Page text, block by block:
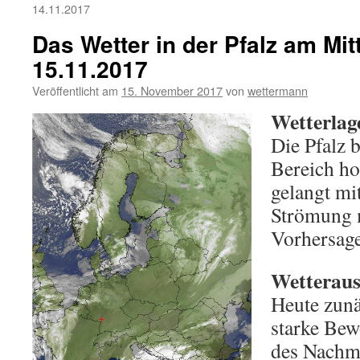
14.11.2017
Das Wetter in der Pfalz am
15.11.2017
Veröffentlicht am 15. November 2017von wettermann
Die Pfalz
Bereich
gelangt
Heute
starke
des